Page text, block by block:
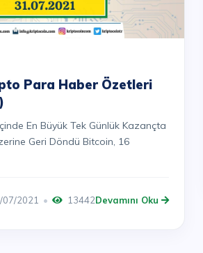
Para Haber Özetleri
En Büyük Tek Günlük Kazançta
Geri Döndü Bitcoin, 16
07/2021 13442Devamını Oku